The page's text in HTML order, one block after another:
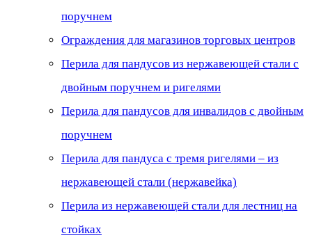
поручнем
Ограждения для магазинов торговых центров
Перила для пандусов из нержавеющей стали с
двойным поручнем и ригелями
Перила для пандусов для инвалидов с двойным
поручнем
Перила для пандуса с тремя ригелями – из
нержавеющей стали (нержавейка)
Перила из нержавеющей стали для лестниц на
стойках